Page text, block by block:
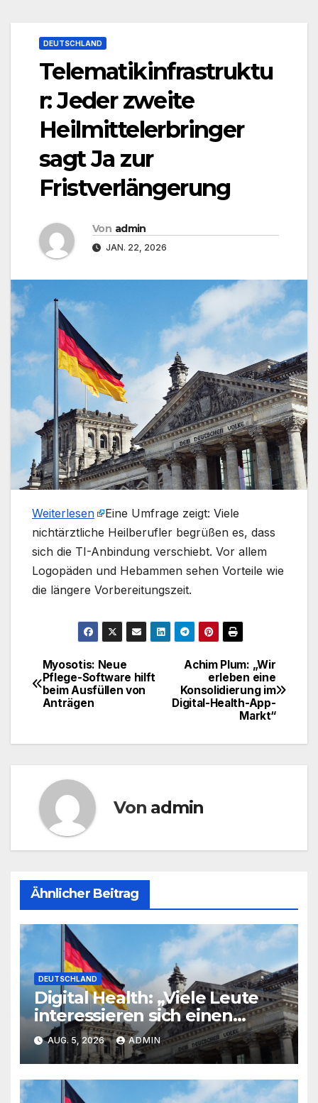
DEUTSCHLAND
Telematikinfrastruktu
r: Jeder zweite
Heilmittelerbringer
sagt Ja zur
Fristverlängerung
Von admin
JAN. 22, 2026
Weiterlesen
​Eine Umfrage zeigt: Viele
nichtärztliche Heilberufler begrüßen es, dass
sich die TI-Anbindung verschiebt. Vor allem
Logopäden und Hebammen sehen Vorteile wie
die längere Vorbereitungszeit.
Beitragsnavigation
Achim Plum: „Wir
erleben eine
Konsolidierung im
Digital-Health-App-
Markt“
Myosotis: Neue
Pflege-Software hilft
beim Ausfüllen von
Anträgen
Von admin
Ähnlicher Beitrag
DEUTSCHLAND
Digital Health: „Viele Leute
interessieren sich einen
Scheiß für ihre Daten“
AUG. 5, 2026 ADMIN